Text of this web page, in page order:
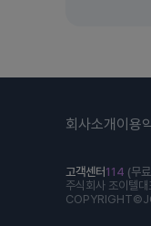
회사소개 이용
고객센터 114 (무
주식회사 조이텔대